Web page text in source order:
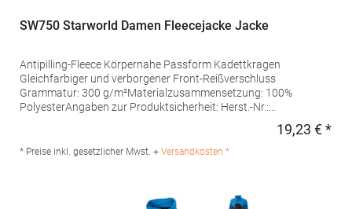
SW750 Starworld Damen Fleecejacke Jacke
Antipilling-Fleece Körpernahe Passform Kadettkragen
Gleichfarbiger und verborgener Front-Reißverschluss
Grammatur: 300 g/m²Materialzusammensetzung: 100%
PolyesterAngaben zur Produktsicherheit: Herst.-Nr.:
info@starworld.nl
19,23 € *
* Preise inkl. gesetzlicher Mwst. + Versandkosten *